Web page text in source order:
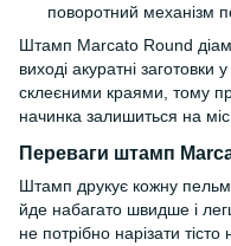
поворотний механізм
Штамп Marcato Round
виході акуратні заготовки
склеєними краями, тому
начинка залишиться на
Переваги штамп
Штамп друкує кожну
йде набагато швидше і
не потрібно нарізати